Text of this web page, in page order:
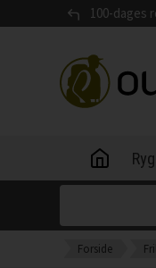
100-dages
Forside